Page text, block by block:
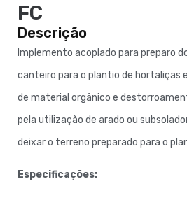
FC
Descrição
Implemento acoplado para preparo
canteiro para o plantio de hortaliças
de material orgânico e
pela utilização de arado ou
deixar o terreno preparado para o
Especificações: